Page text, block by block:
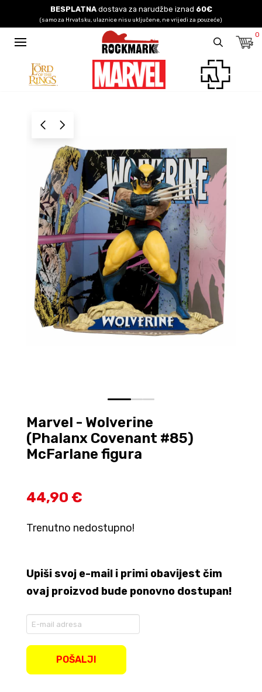
BESPLATNAdostava za narudžbe iznad 60€
(samo za Hrvatsku, ulaznice nisu uključene, ne vrijedi za pouzeće)
0
0 1 2
Marvel - Wolverine
(Phalanx Covenant #85)
McFarlane figura
44,90 €
Trenutno nedostupno!
Upiši svoj e-mail i primi obavijest čim
ovaj proizvod bude ponovno dostupan!
your
POŠALJI